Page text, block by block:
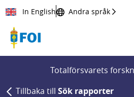
Till innehållet
In English Andra språk
Totalförsvarets
Tillbaka till Sök rapporter